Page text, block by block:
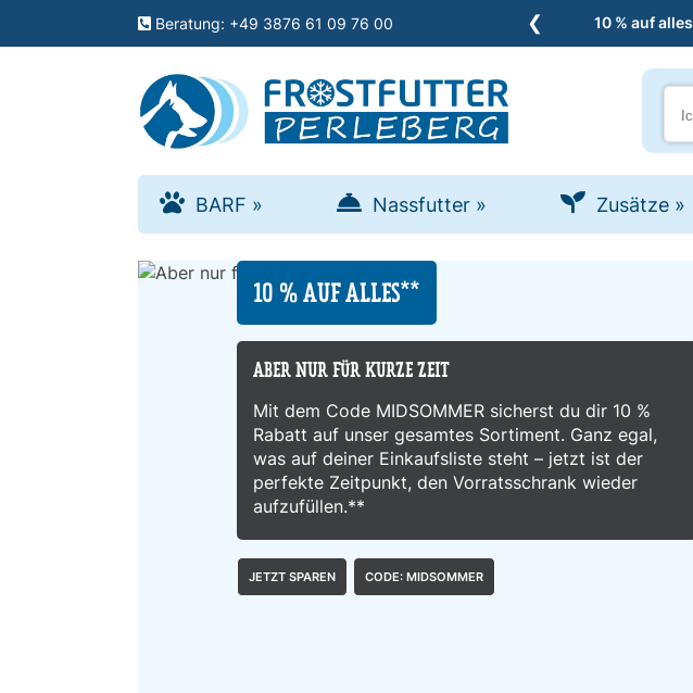
Beratung: +49 3876 61 09 76 00 10 % auf alles
❮
BARF » Nassfutter » Zusätze »
schließen
10 % AUF ALLES**
ABER NUR FÜR KURZE ZEIT
Mit dem Code MIDSOMMER sicherst du dir 10 %
Rabatt auf unser gesamtes Sortiment. Ganz egal,
was auf deiner Einkaufsliste steht – jetzt ist der
perfekte Zeitpunkt, den Vorratsschrank wieder
aufzufüllen.**
JETZT SPAREN CODE: MIDSOMMER